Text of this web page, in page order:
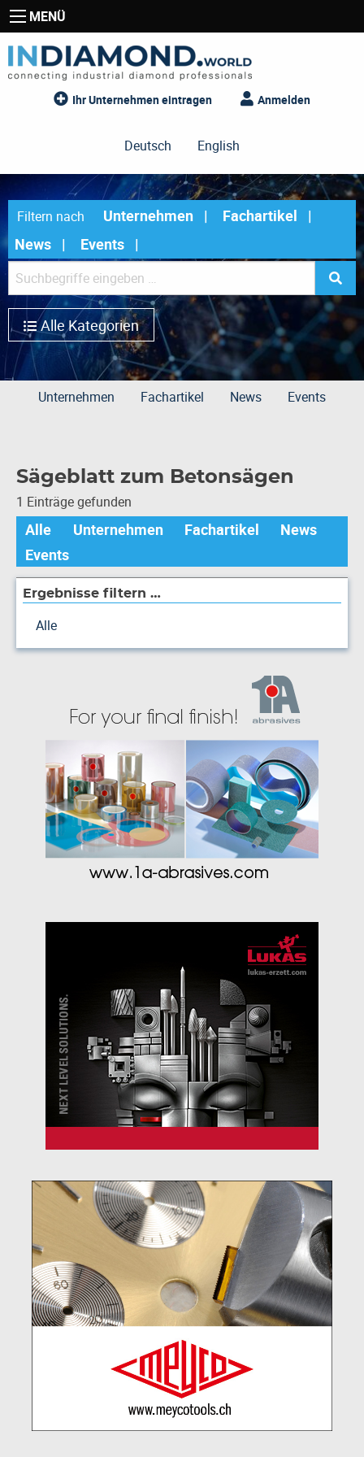
MENÜ
Ihr Unternehmen eintragen Anmelden
Deutsch English
Filtern nach Unternehmen
Fachartikel
News
Events
Alle Kategorien
Unternehmen Fachartikel News Events
Sägeblatt zum Betonsägen
1 Einträge gefunden
Alle Unternehmen Fachartikel
News
Events
Ergebnisse filtern …
Alle